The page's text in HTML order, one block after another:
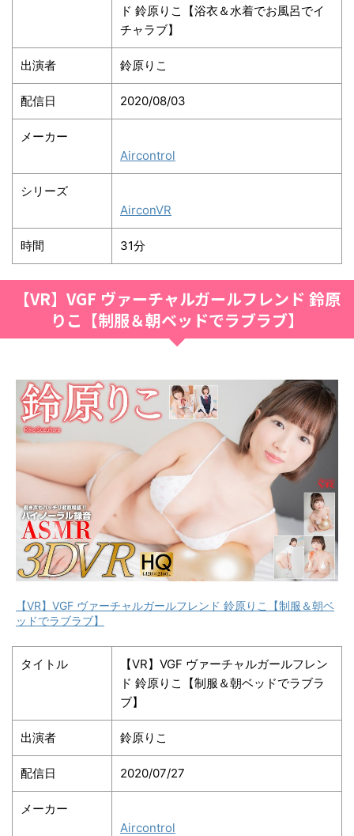
ド 鈴原りこ【浴衣＆水着でお風呂でイ
チャラブ】
出演者 鈴原りこ
配信日 2020/08/03
メーカー
Aircontrol
シリーズ
AirconVR
時間 31分
【VR】VGF ヴァーチャルガールフレンド 鈴原
りこ【制服＆朝ベッドでラブラブ】
【VR】VGF ヴァーチャルガールフレンド 鈴原りこ【制服＆朝ベ
ッドでラブラブ】
タイトル
【VR】VGF ヴァーチャルガールフレン
ド 鈴原りこ【制服＆朝ベッドでラブラ
ブ】
出演者 鈴原りこ
配信日 2020/07/27
メーカー
Aircontrol